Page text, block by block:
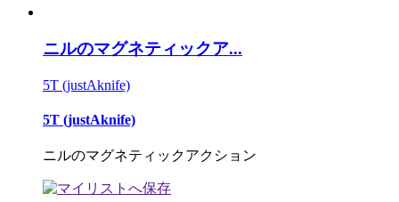
ニルのマグネティックア...
5T (justAknife)
5T (justAknife)
ニルのマグネティックアクション